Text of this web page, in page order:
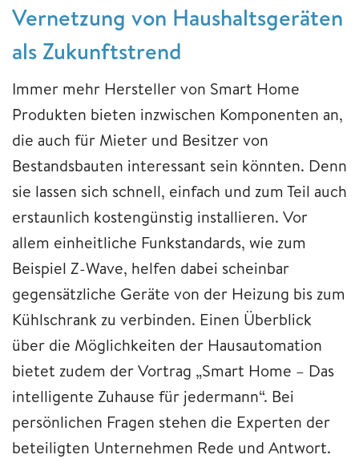
Vernetzung von Haushaltsgeräten
als Zukunftstrend
Immer mehr Hersteller von Smart Home
Produkten bieten inzwischen Komponenten an,
die auch für Mieter und Besitzer von
Bestandsbauten interessant sein könnten. Denn
sie lassen sich schnell, einfach und zum Teil auch
erstaunlich kostengünstig installieren. Vor
allem einheitliche Funkstandards, wie zum
Beispiel Z-Wave, helfen dabei scheinbar
gegensätzliche Geräte von der Heizung bis zum
Kühlschrank zu verbinden. Einen Überblick
über die Möglichkeiten der Hausautomation
bietet zudem der Vortrag „Smart Home – Das
intelligente Zuhause für jedermann“. Bei
persönlichen Fragen stehen die Experten der
beteiligten Unternehmen Rede und Antwort.